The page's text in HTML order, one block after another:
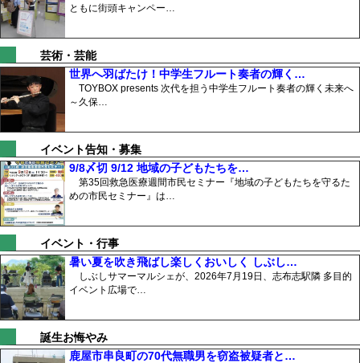
ともに街頭キャンペー…
芸術・芸能
世界へ羽ばたけ！中学生フルート奏者の輝く…
TOYBOX presents 次代を担う中学生フルート奏者の輝く未来へ
～久保…
イベント告知・募集
9/8〆切 9/12 地域の子どもたちを…
第35回救急医療週間市民セミナー『地域の子どもたちを守るた
めの市民セミナー』は…
イベント・行事
暑い夏を吹き飛ばし楽しくおいしく しぶし…
しぶしサマーマルシェが、2026年7月19日、志布志駅隣 多目的
イベント広場で…
誕生お悔やみ
鹿屋市串良町の70代無職男を窃盗被疑者と…